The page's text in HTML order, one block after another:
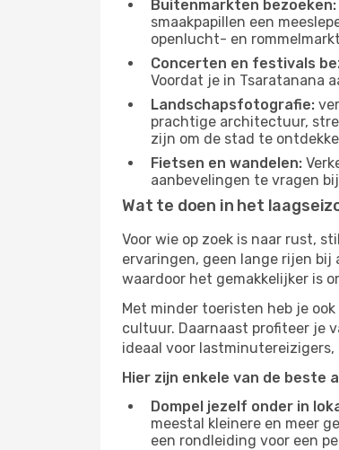
Buitenmarkten bezoeken:
smaakpapillen een
openlucht- en
Concerten en festivals
Voordat je in Tsaratanana
Landschapsfotografie:
prachtige architectuur,
zijn om de stad te
Fietsen en wandelen:
aanbevelingen te vragen
Wat te doen in het
Voor wie op zoek is naar rust,
ervaringen, geen lange rijen
waardoor het gemakkelijker is
Met minder toeristen heb je
cultuur. Daarnaast profiteer je
ideaal voor
Hier zijn enkele van de beste
Dompel jezelf onder in
meestal kleinere en meer
een rondleiding voor een